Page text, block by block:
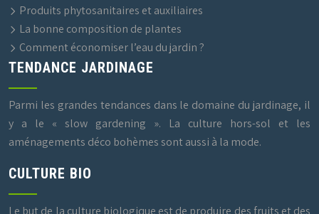
Produits phytosanitaires et auxiliaires
La bonne composition de plantes
Comment économiser l’eau du jardin ?
TENDANCE JARDINAGE
Parmi les grandes tendances dans le domaine du jardinage, il
y a le « slow gardening ». La culture hors-sol et les
aménagements déco bohèmes sont aussi à la mode.
CULTURE BIO
Le but de la culture biologique est de produire des fruits et des